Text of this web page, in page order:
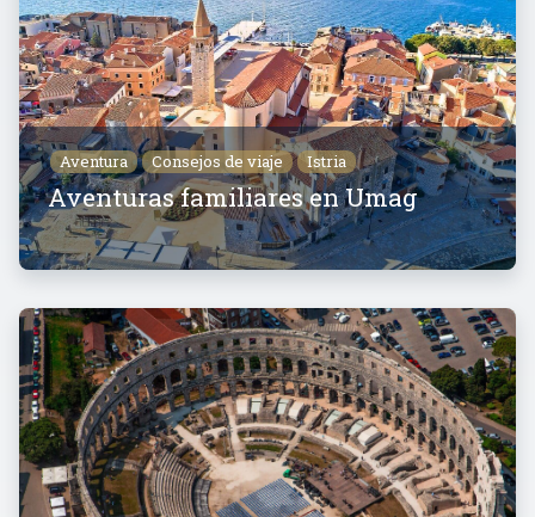
Aventura Consejos de viaje Istria
Aventuras familiares en Umag